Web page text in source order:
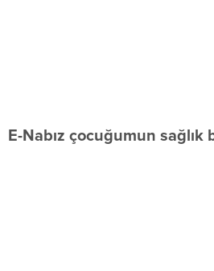
E-Nabız çocuğumun sağlık